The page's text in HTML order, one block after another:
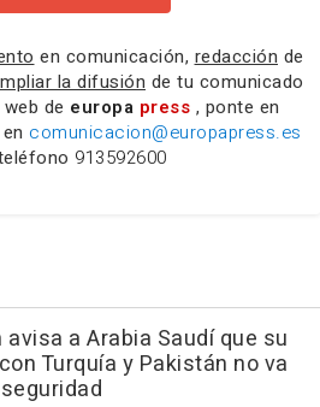
en comunicación, redacción de
la difusión de tu comunicado
de europa press , ponte en
comunicacion@europapress.es
913592600
avisa a Arabia Saudí que su
Turquía y Pakistán no va